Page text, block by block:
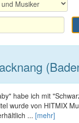
habe ich mit
wurde von HITMIX
... [mehr]